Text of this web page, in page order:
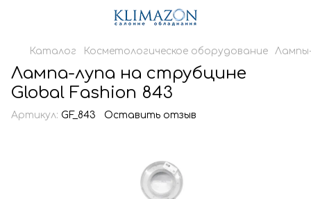
Каталог Косметологическое оборудование
Лампа-лупа на струбцине
Global Fashion 843
Артикул: GF_843 Оставить отзыв